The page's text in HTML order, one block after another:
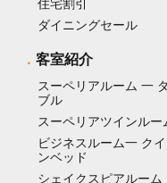
ダイニングセール
客室紹介
スーペリアルーム 一
ブル
スーペリアツインルー
ビジネスルーム一 ク
ンベッド
シェイクスピアルーム